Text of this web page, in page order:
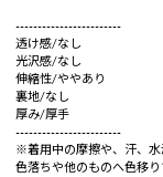
------------------------
透け感/なし
光沢感/なし
伸縮性/ややあり
裏地/なし
厚み/厚手
------------------------
※着用中の摩擦や、汗、水
色落ちや他のものへ色移り